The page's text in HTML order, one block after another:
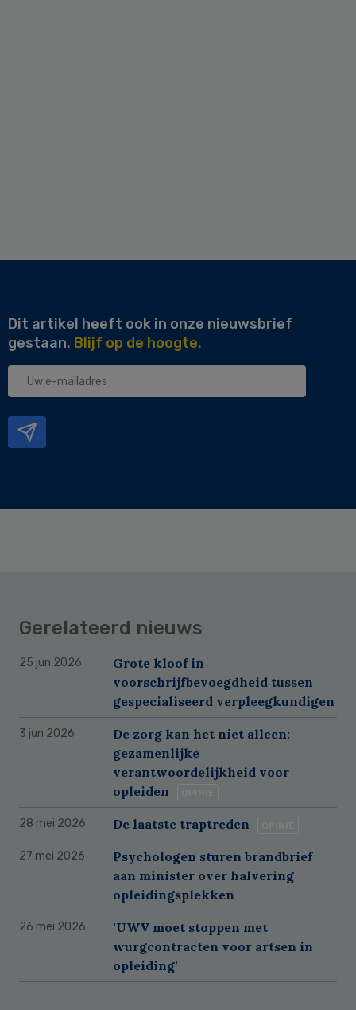
Dit artikel heeft ook in onze nieuwsbrief
gestaan. Blijf op de hoogte.
Uw
Gerelateerd nieuws
25 jun 2026
Grote kloof in
voorschrijfbevoegdheid tussen
gespecialiseerd verpleegkundigen
3 jun 2026
De zorg kan het niet alleen:
gezamenlijke
verantwoordelijkheid voor
opleiden
28 mei 2026 De laatste traptreden
27 mei 2026
Psychologen sturen brandbrief
aan minister over halvering
opleidingsplekken
26 mei 2026
'UWV moet stoppen met
wurgcontracten voor artsen in
opleiding'